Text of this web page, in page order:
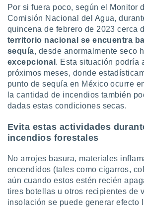
de
uso de
con el
e
mediante
publicidad
de
1199
Por si fuera poco, según el Monitor
Comisión Nacional del Agua,
quincena de febrero de 2023 cerca
territorio nacional se encuentra
sequía, desde anormalmente seco
excepcional . Esta situación podría
próximos meses, donde
punto de sequía en México ocurre
la cantidad de incendios también
dadas estas condiciones secas.
Evita estas actividades
incendios forestales
No arrojes basura, materiales
encendidos (tales como cigarros,
aún cuando estos estén recién
tires botellas u otros recipientes de
insolación se puede generar efecto